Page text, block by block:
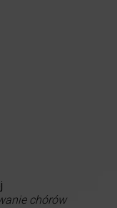
chórów